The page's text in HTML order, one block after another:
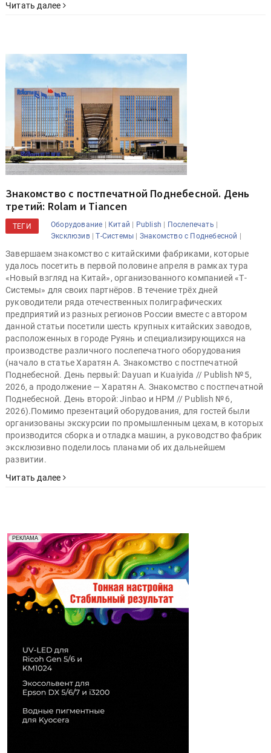
Читать далее
Знакомство с постпечатной Поднебесной. День
третий: Rolam и Tiancen
ТЕГИ Оборудование | Китай | Publish | Послепечать |
Эксклюзив|Т-Системы | Знакомство с Поднебесной |
Завершаем знакомство с китайскими фабриками, которые
удалось посетить в первой половине апреля в рамках тура
«Новый взгляд на Китай», организованного компанией «Т-
Системы» для своих партнёров. В течение трёх дней
руководители ряда отечественных полиграфических
предприятий из разных регионов России вместе с автором
данной статьи посетили шесть крупных китайских заводов,
расположенных в городе Руянь и специализирующихся на
производстве различного послепечатного оборудования
(начало в статье Харатян А. Знакомство с постпечатной
Поднебесной. День первый: Dayuan и Kuaiyida // Publish № 5,
2026, а продолжение — Харатян А. Знакомство с постпечатной
Поднебесной. День второй: Jinbao и HPM // Publish № 6,
2026).Помимо презентаций оборудования, для гостей были
организованы экскурсии по промышленным цехам, в которых
производится сборка и отладка машин, а руководство фабрик
эксклюзивно поделилось планами об их дальнейшем
развитии.
Читать далее
РЕКЛАМА
Реклама. Рекламодатель ООО "Передовые Системы
Печати" erid: 2SDnjd2d4Qz